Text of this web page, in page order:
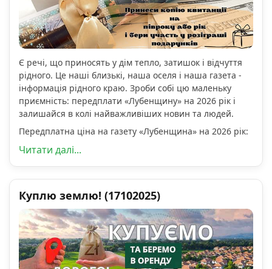
Є речі, що приносять у дім тепло, затишок і відчуття
рідного. Це наші близькі, наша оселя і наша газета -
інформація рідного краю. Зроби собі цю маленьку
приємність: передплати «Лубенщину» на 2026 рік і
залишайся в колі найважливіших новин та людей.
Передплатна ціна на газету «Лубенщина» на 2026 рік:
Читати далі...
Куплю землю! (17102025)